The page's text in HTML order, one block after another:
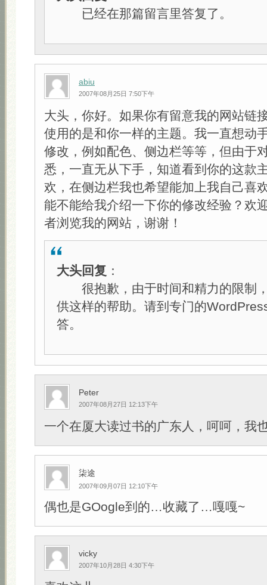
已经在那篇留言里答复了。
abiu
2007年08月25日 7:50下午
大头，你好。如果你有留意我的网站链
使用的是和你一样的主题。我一直想动
修改，例如配色、侧边栏等等，但由于
悉，一直无从下手，知道看到你的这款
欢，在侧边栏我也希望能加上我自己喜
能不能给我介绍一下你的修改经验？欢
者浏览我的网站，谢谢！
大头回复 ：
很抱歉，由于时间和精力的限制
供这样的帮助。请到专门的
答。
Peter
2007年08月27日 12:13下午
一个在厦大读过书的广东人，呵呵，我
柒途
2007年09月07日 12:10下午
偶也是GOogle到的…收藏了…嘎嘎~
vicky
2007年10月28日 4:30下午